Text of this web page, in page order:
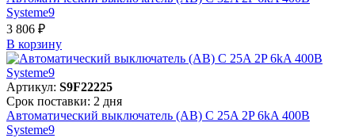
Systeme9
3 806 ₽
В корзинy
Артикул: S9F22225
Срок поставки: 2 дня
Автоматический выключатель (АВ) C 25A 2P 6kA 400В
Systeme9